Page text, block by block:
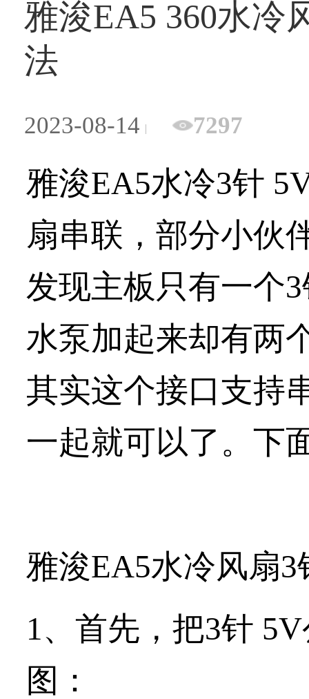
雅浚EA5 360水冷
法
2023-08-14 7297
雅浚EA5水冷3针
扇串联，部分小伙
发现主板只有一个
水泵加起来却有两
其实这个接口支持
一起就可以了。下
雅浚EA5水冷风扇
1、首先，把3针
图：